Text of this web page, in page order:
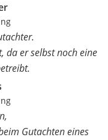
da er selbst noch eine
Gutachten eines